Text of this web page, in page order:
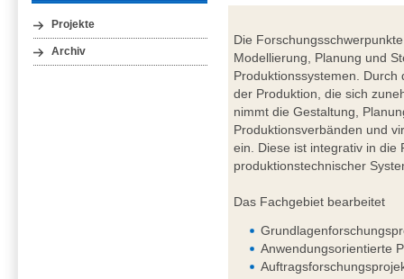
Projekte
Archiv
Die
Modellierung, Planung und
Produktionssystemen. Durch
der Produktion, die sich
nimmt die Gestaltung,
Produktionsverbänden und
ein. Diese ist integrativ in die
produktionstechnischer
Das Fachgebiet bearbeitet
Anwendungsorientierte